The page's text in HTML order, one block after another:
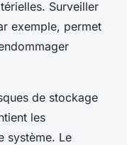
Surveiller
exemple, permet
de stockage
les
système. Le